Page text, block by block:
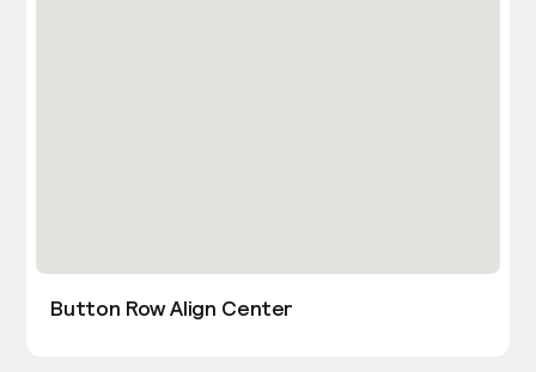
Button Row Align Center